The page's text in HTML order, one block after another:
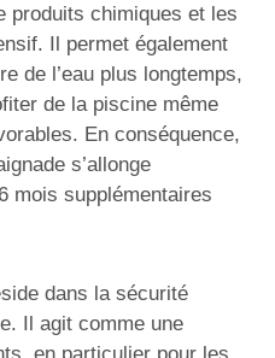
produits chimiques et les
Il permet également
de l’eau plus longtemps,
de la piscine même
En conséquence,
s’allonge
mois supplémentaires
dans la sécurité
Il agit comme une
en particulier pour les